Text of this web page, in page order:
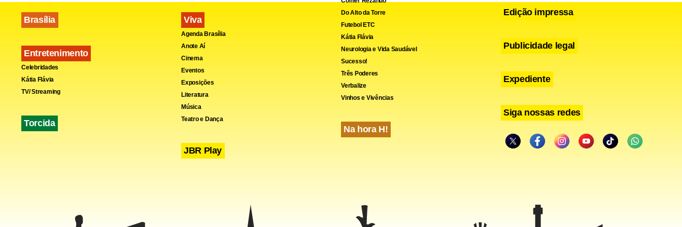
nunca foi vendida. Advogados se dispuseram a entrar com ações gratuitas para
Brasília
Entretenimento
Celebridades
Kátia Flávia
TV/ Streaming
Torcida
Viva
Agenda Brasília
Anote Aí
Cinema
Eventos
Exposições
Literatura
Música
Teatro e Dança
JBR Play
Do Alto da Torre
Futebol ETC
Kátia Flávia
Neurologia e Vida Saudável
Sucesso!
Três Poderes
Verbalize
Vinhos e Vivências
Na hora H!
Edição impressa
Publicidade legal
Expediente
Siga nossas redes